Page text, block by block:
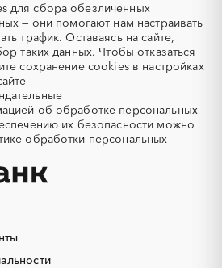
Аквариумы
Алкогольная продукция
Алмазная резка
Аммоний
Антенны
для сбора обезличенных
— они помогают нам настраивать
трафик. Оставаясь на сайте,
таких данных. Чтобы отказаться
сохранение cookies в настройках
об обработке персональных
их безопасности можно
обработки персональных